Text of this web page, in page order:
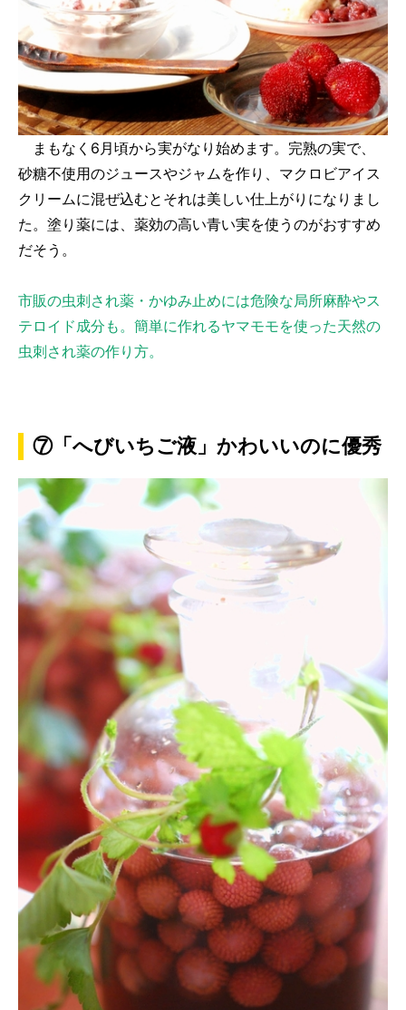
まもなく6月頃から実がなり始めます。完熟の実で、
砂糖不使用のジュースやジャムを作り、マクロビアイス
クリームに混ぜ込むとそれは美しい仕上がりになりまし
た。塗り薬には、薬効の高い青い実を使うのがおすすめ
だそう。
市販の虫刺され薬・かゆみ止めには危険な局所麻酔やス
テロイド成分も。簡単に作れるヤマモモを使った天然の
虫刺され薬の作り方。
⑦「へびいちご液」かわいいのに優秀